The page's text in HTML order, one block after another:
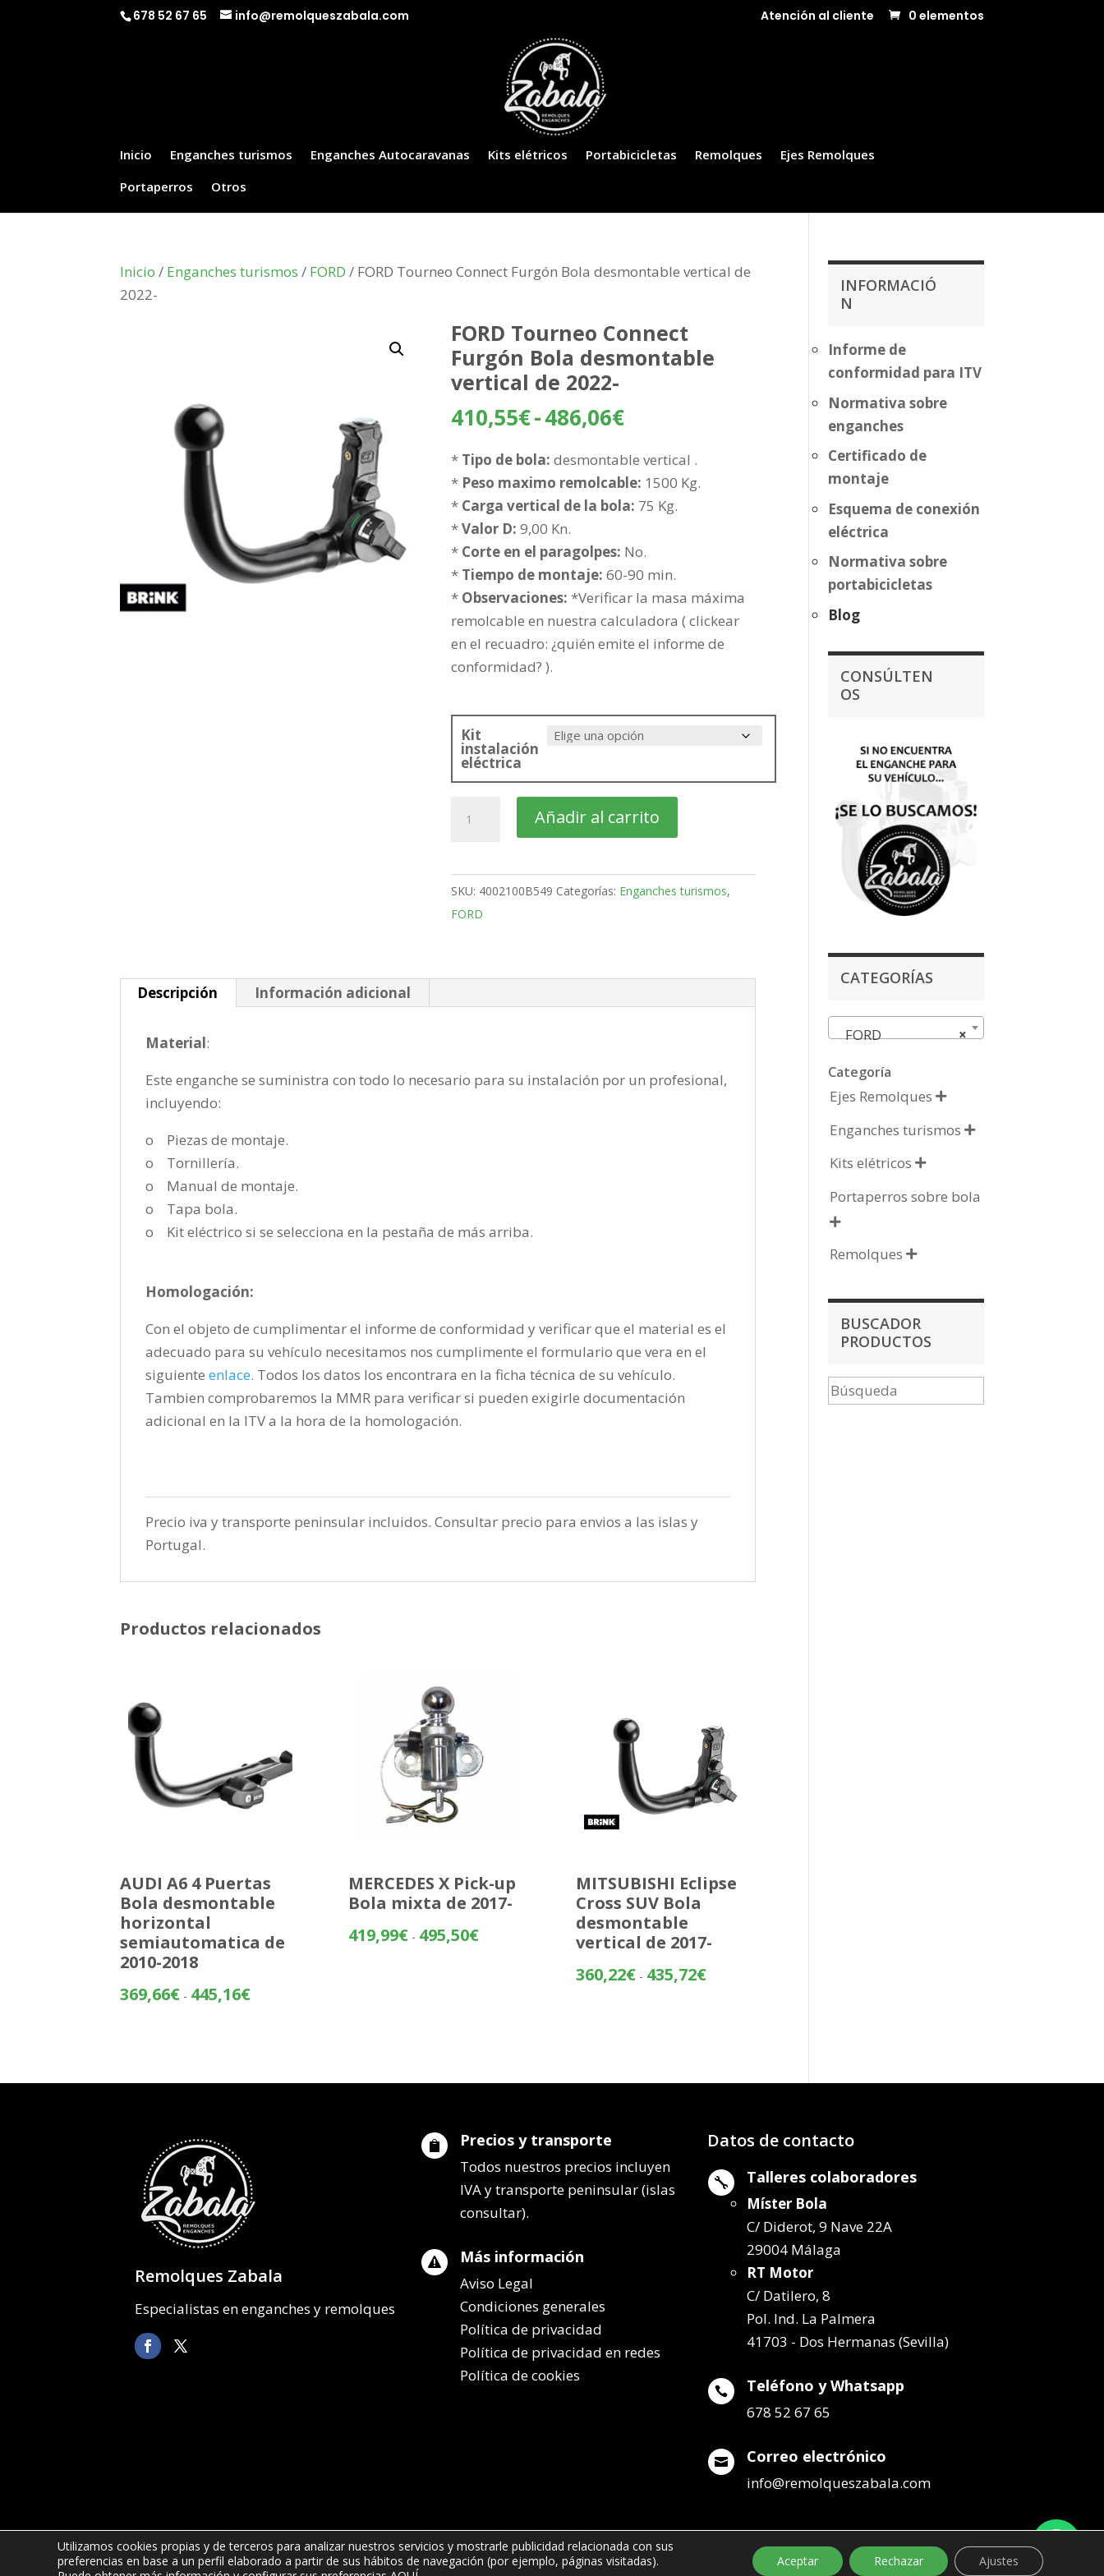
678 52 67 65 info@remolqueszabala.com Atención al cliente 0 elementos
Inicio Enganches turismos Enganches Autocaravanas Kits elétricos Portabicicletas Remolques
Ejes Remolques
Portaperros
Otros
Inicio / Enganches turismos / FORD / FORD Tourneo Connect Furgón Bola desmontable vertical de
2022-
FORD Tourneo Connect
Furgón Bola desmontable
vertical de 2022-
410,55€-486,06€Rango
precios:
desde
410,55€
486,06€
* Tipo de bola: desmontable vertical .
* Peso maximo remolcable: 1500 Kg.
* Carga vertical de la bola: 75 Kg.
*Valor D: 9,00 Kn.
* Corte en el paragolpes: No.
* Tiempo de montaje: 60-90 min.
* Observaciones: *Verificar la masa máxima
remolcable en nuestra calculadora ( clickear
en el recuadro: ¿quién emite el informe de
conformidad? ).
Kit
instalación
eléctrica
Tourneo
Furgón
Bola
desmontable
Añadir al carrito
SKU: 4002100B549 Categorías: Enganches turismos,
FORD
Descripción Información adicional
Material:
Este enganche se suministra con todo lo necesario para su instalación por un profesional,
incluyendo:
o Piezas de montaje.
o Tornillería.
o Manual de montaje.
o Tapa bola.
o Kit eléctrico si se selecciona en la pestaña de más arriba.
Homologación:
Con el objeto de cumplimentar el informe de conformidad y verificar que el material es el
adecuado para su vehículo necesitamos nos cumplimente el formulario que vera en el
siguienteenlace. Todos los datos los encontrara en la ficha técnica de su vehículo.
Tambien comprobaremos la MMR para verificar si pueden exigirle documentación
adicional en la ITV a la hora de la homologación.
Precio iva y transporte peninsular incluidos. Consultar precio para envios a las islas y
Portugal.
Productos relacionados
AUDI A6 4 Puertas
Bola desmontable
horizontal
semiautomatica de
2010-2018
369,66€ - 445,16€Rango
hasta
MERCEDES X Pick-up
Bola mixta de 2017-
419,99€ - 495,50€Rango
MITSUBISHI Eclipse
Cross SUV Bola
desmontable
vertical de 2017-
360,22€ - 435,72€Rango
435,72€
INFORMACIÓ
N
Informe de
conformidad para ITV
Normativa sobre
enganches
Certificado de
montaje
Esquema de conexión
eléctrica
Normativa sobre
portabicicletas
Blog
CONSÚLTEN
OS
CATEGORÍAS
×
FORD
Categoría
Ejes Remolques 
Enganches turismos 
Kits elétricos 
Portaperros sobre bola

Remolques 
BUSCADOR
PRODUCTOS
Remolques Zabala
Especialistas en enganches y remolques
 Precios y transporte
Todos nuestros precios incluyen
IVA y transporte peninsular (islas
consultar).
 Más información
Aviso Legal
Condiciones generales
Política de privacidad
Política de privacidad en redes
Política de cookies
Datos de contacto
 Talleres colaboradores
Míster Bola
C/ Diderot, 9 Nave 22A
29004 Málaga
RT Motor
C/ Datilero, 8
Pol. Ind. La Palmera
41703 - Dos Hermanas (Sevilla)
 Teléfono y Whatsapp
678 52 67 65
 Correo electrónico
info@remolqueszabala.com
©2022 Remolques Zabala | 678 52 67 65 - info@remolqueszabala.com
Utilizamos cookies propias y de terceros para analizar nuestros servicios y mostrarle publicidad relacionada con sus
preferencias en base a un perfil elaborado a partir de sus hábitos de navegación (por ejemplo, páginas visitadas).
Aceptar Rechazar Ajustes